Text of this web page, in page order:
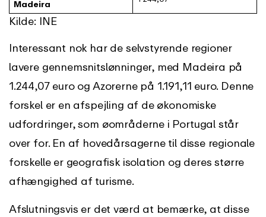
Madeira
Kilde: INE
Interessant nok har de selvstyrende regioner
lavere gennemsnitslønninger, med Madeira på
1.244,07 euro og Azorerne på 1.191,11 euro. Denne
forskel er en afspejling af de økonomiske
udfordringer, som øområderne i Portugal står
over for. En af hovedårsagerne til disse regionale
forskelle er geografisk isolation og deres større
afhængighed af turisme.
Afslutningsvis er det værd at bemærke, at disse